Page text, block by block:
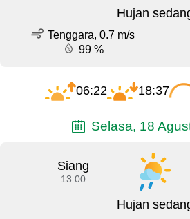
Hujan
Tenggara, 0.7 m/s
99 %
06:22 18:37
Selasa, 18
Siang
13:00
Hujan